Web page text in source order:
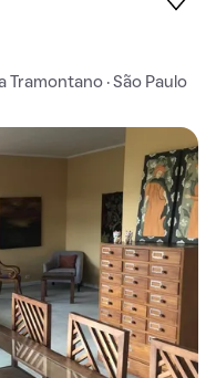
Tramontano · São Paulo